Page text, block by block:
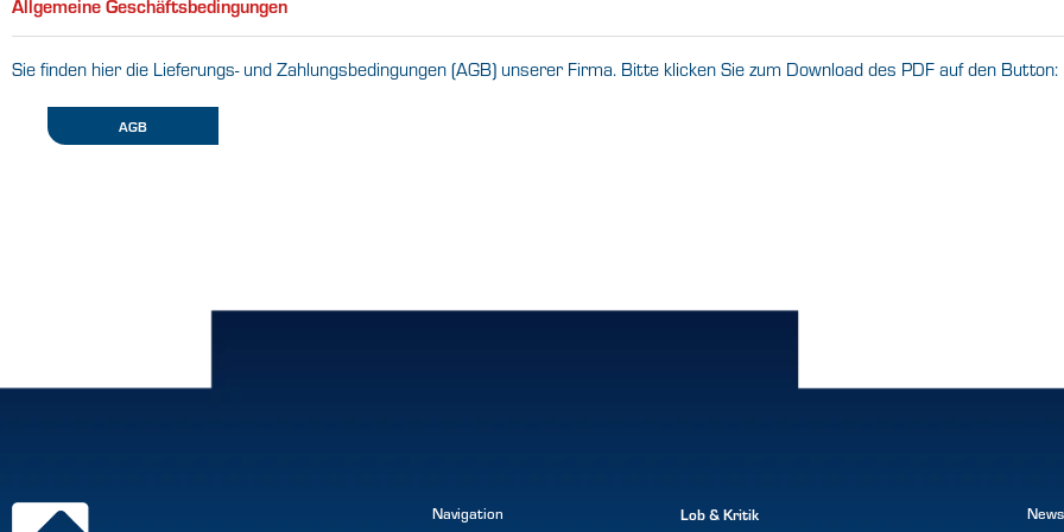
Sie finden hier die Lieferungs- und Zahlungsbedingungen (AGB) unserer Firma. Bitte klicken Sie zum Download des PDF auf den Button:
AGB
Navigation
Lob & Kritik